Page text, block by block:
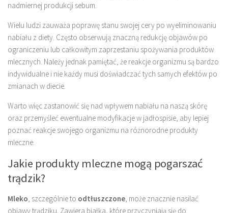
nadmiernej produkcji sebum.
Wielu ludzi zauważa poprawę stanu swojej cery po wyeliminowaniu
nabiału z diety. Często obserwują znaczną redukcję objawów po
ograniczeniu lub całkowitym zaprzestaniu spożywania produktów
mlecznych. Należy jednak pamiętać, że reakcje organizmu są bardzo
indywidualne i nie każdy musi doświadczać tych samych efektów po
zmianach w diecie.
Warto więc zastanowić się nad wpływem nabiału na naszą skórę
oraz przemyśleć ewentualne modyfikacje w jadłospisie, aby lepiej
poznać reakcje swojego organizmu na różnorodne produkty
mleczne.
Jakie produkty mleczne mogą pogarszać
trądzik?
Mleko, szczególnie to odtłuszczone, może znacznie nasilać
objawy trądziku. Zawiera białka, które przyczyniają się do